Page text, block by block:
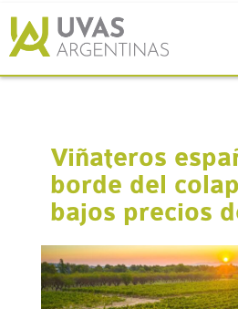
Viñateros
borde del
bajos precios